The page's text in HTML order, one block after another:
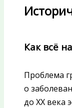
Как всё
Проблема
о
до XX века